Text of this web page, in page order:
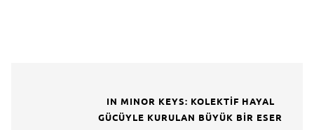
IN MINOR KEYS: KOLEKTIF HAYAL
GÜCÜYLE KURULAN BÜYÜK BIR ESER